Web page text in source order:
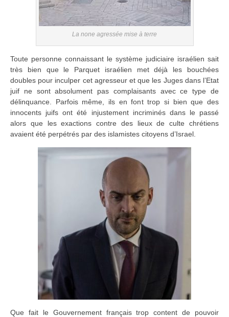
La none agressée mise à terre
Toute personne connaissant le système judiciaire israélien sait
très bien que le Parquet israélien met déjà les bouchées
doubles pour inculper cet agresseur et que les Juges dans l’Etat
juif ne sont absolument pas complaisants avec ce type de
délinquance. Parfois même, ils en font trop si bien que des
innocents juifs ont été injustement incriminés dans le passé
alors que les exactions contre des lieux de culte chrétiens
avaient été perpétrés par des islamistes citoyens d’Israel.
Que fait le Gouvernement français trop content de pouvoir